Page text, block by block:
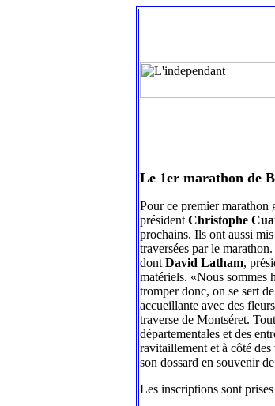
Le 1er marathon de
Pour ce premier marathon
président Christophe
prochains. Ils ont aussi
traversées par le
dont David Latham,
matériels. «Nous sommes
tromper donc, on se sert
accueillante avec des
traverse de Montséret.
départementales et des
ravitaillement et à côté
son dossard en souvenir
Les inscriptions sont